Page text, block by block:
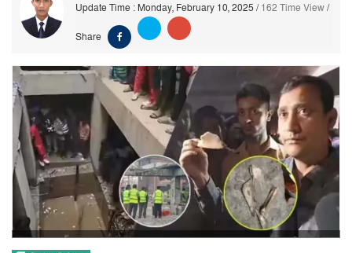
Update Time : Monday, February 10, 2025 /162 Time View/
Share